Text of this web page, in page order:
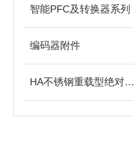
智能PFC及转换器系列
编码器附件
HA不锈钢重载型绝对值编码器